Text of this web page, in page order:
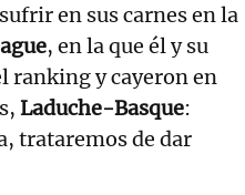
en sus carnes en la
, en la que él y su
ranking y cayeron en
Laduche-Basque:
trataremos de dar